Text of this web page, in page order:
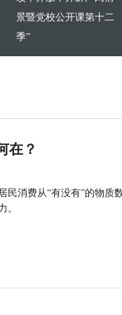
景暨党校公开课第十二
季”
在？
消费从“有没有”的物质
。